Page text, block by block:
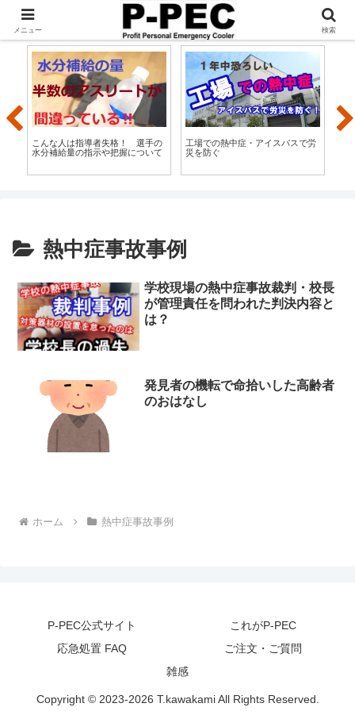
3秒で設置できる！管理者必見の熱中症応急処置用アイスバスP-PEC
こんな人は指導者失格！ 選手の
水分補給量の指示や把握について
工場での熱中症・アイスバスで労
災を防ぐ
熱中症事故事例
学校現場の熱中症事故裁判・校長
が管理責任を問われた判決内容と
は？
発見者の機転で命拾いした高齢者
のおはなし
ホーム 熱中症事故事例
P-PEC公式サイト
これがP-PEC
応急処置 FAQ
ご注文・ご質問
雑感
Copyright © 2023-2026 T.kawakami All Rights Reserved.
メニュー 検索